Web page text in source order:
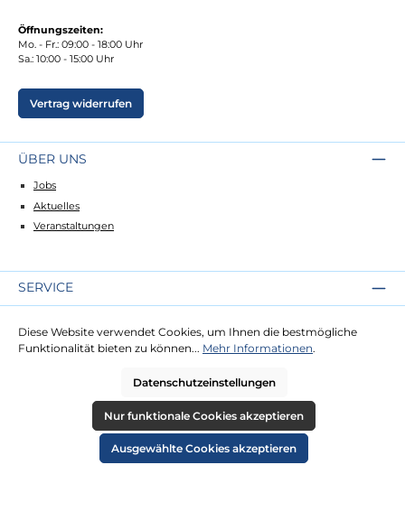
Öffnungszeiten:
Mo. - Fr.: 09:00 - 18:00 Uhr
Sa.: 10:00 - 15:00 Uhr
Vertrag widerrufen
ÜBER UNS
Jobs
Aktuelles
Veranstaltungen
SERVICE
Lieferung
Zahlung
RECHTLICHES
Diese Website verwendet Cookies, um Ihnen die bestmögliche
Funktionalität bieten zu können... Mehr Informationen.
Datenschutzeinstellungen
Nur funktionale Cookies akzeptieren
Ausgewählte Cookies akzeptieren